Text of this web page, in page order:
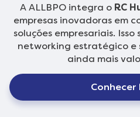
A ALLBPO integra o RC
empresas inovadoras em
soluções empresariais.
networking estratégico
ainda mais
Conhecer